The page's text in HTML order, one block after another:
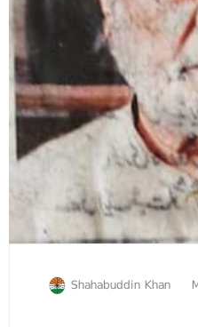
Shahabuddin Khan